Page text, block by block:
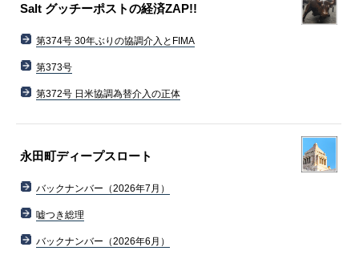
Salt グッチーポストの経済ZAP!!
第374号 30年ぶりの協調介入とFIMA
第373号
第372号 日米協調為替介入の正体
永田町ディープスロート
バックナンバー（2026年7月）
嘘つき総理
バックナンバー（2026年6月）